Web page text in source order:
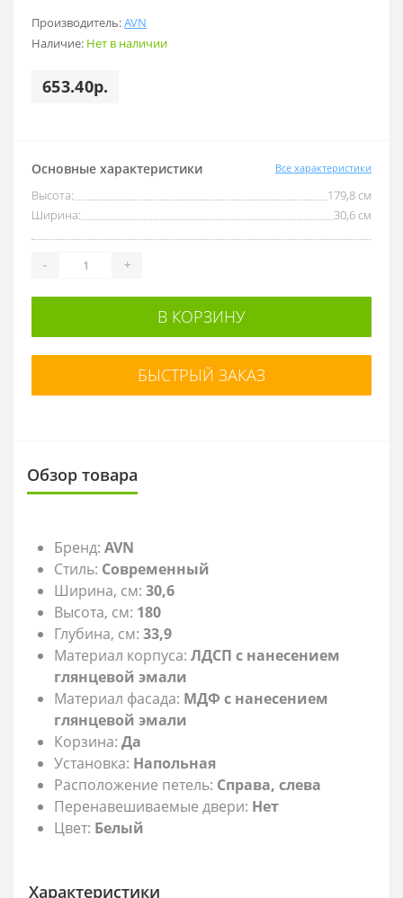
Производитель:AVN
Наличие: Нет в наличии
653.40р.
Основные характеристики Все характеристики
Высота:
179,8 см
Ширина:
30,6 см
- +
В КОРЗИНУ
БЫСТРЫЙ ЗАКАЗ
Обзор товара
Бренд: AVN
Стиль: Современный
Ширина, см: 30,6
Высота, см: 180
Глубина, см: 33,9
Материал корпуса: ЛДСП с нанесением
глянцевой эмали
Материал фасада: МДФ с нанесением
глянцевой эмали
Корзина: Да
Установка: Напольная
Расположение петель: Справа, слева
Перенавешиваемые двери: Нет
Цвет: Белый
Характеристики